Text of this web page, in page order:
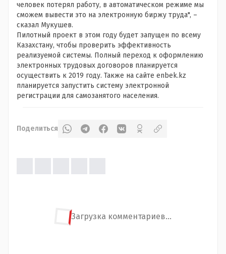
человек потерял работу, в автоматическом режиме мы
сможем вывести это на электронную биржу труда", –
сказал Мукушев.
Пилотный проект в этом году будет запущен по всему
Казахстану, чтобы проверить эффективность
реализуемой системы. Полный переход к оформлению
электронных трудовых договоров планируется
осуществить к 2019 году. Также на сайте enbek.kz
планируется запустить систему электронной
регистрации для самозанятого населения.
Поделиться
Загрузка комментариев...